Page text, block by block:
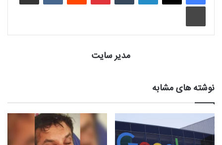
چاپ
مدیر سایت
نوشته های مشابه